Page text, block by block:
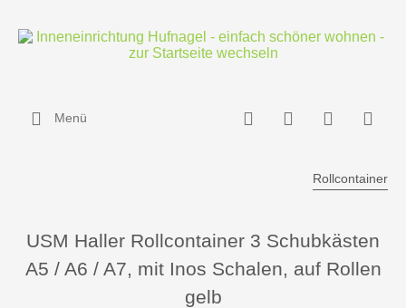
Menü
Rollcontainer
USM Haller Rollcontainer 3 Schubkästen
A5 / A6 / A7, mit Inos Schalen, auf Rollen
gelb